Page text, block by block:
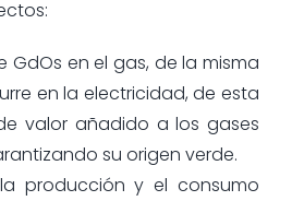
GdOs en el gas, de la misma
en la electricidad, de esta
valor añadido a los gases
su origen verde.
producción y el consumo